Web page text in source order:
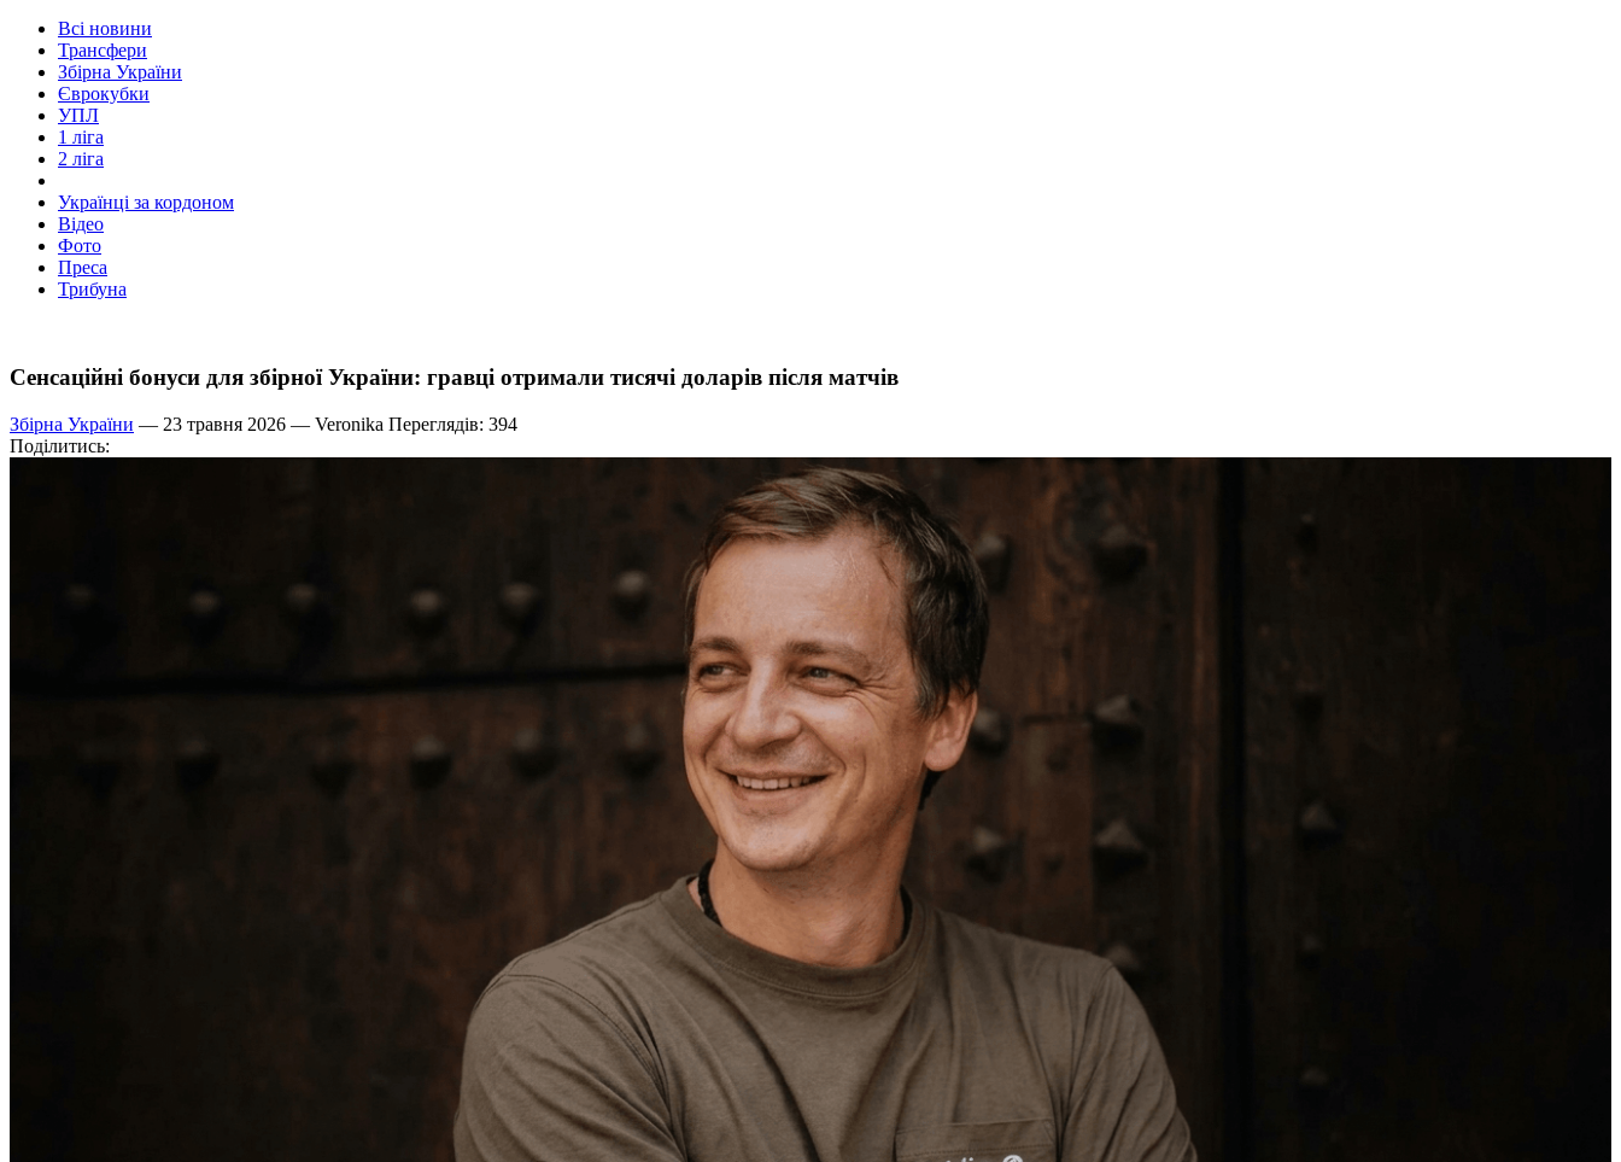
Всі новини
Трансфери
Збірна України
Єврокубки
УПЛ
1 ліга
2 ліга
Українці за кордоном
Відео
Фото
Преса
Трибуна
Сенсаційні бонуси для збірної України: гравці отримали тисячі доларів після матчів
Збірна України — 23 травня 2026 — Veronika Переглядів: 394
Поділитись: